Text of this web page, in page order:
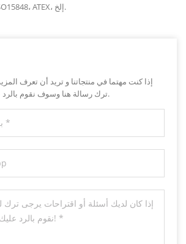
ISO9001، ISO45001، ISO15848، ATEX، إلخ.
إذا كنت مهتما في منتجاتنا و تريد أن تعرف
ترك رسالة هنا وسوف نقوم بالرد عليك بأسرع ما يمكن.